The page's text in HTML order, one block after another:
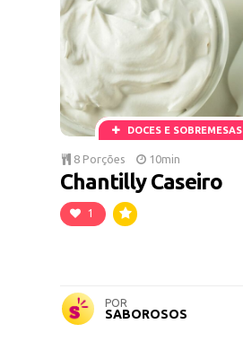
DOCES E SOBREMESAS
8 Porções 10min
Chantilly Caseiro
1
POR
SABOROSOS